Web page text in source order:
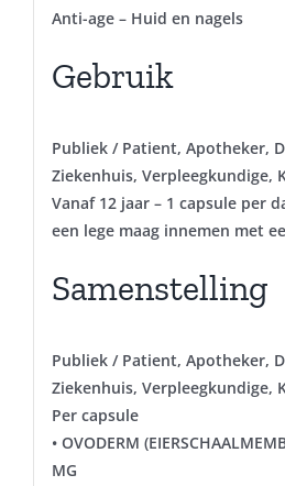
Anti-age – Huid en nagels
Gebruik
Publiek / Patient, Apotheker,
Ziekenhuis, Verpleegkundige,
Vanaf 12 jaar – 1 capsule per
een lege maag innemen met
Samenstelling
Publiek / Patient, Apotheker,
Ziekenhuis, Verpleegkundige,
Per capsule
• OVODERM
MG